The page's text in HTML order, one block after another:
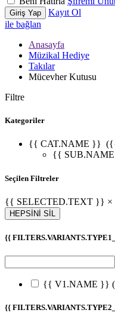
Giriş Yap
Kayıt Ol
ile bağlan
Anasayfa
Müzikal Hediye
Takılar
Mücevher Kutusu
Filtre
Kategoriler
{{ CAT.NAME }}
{{
Seçilen Filtreler
{{ SELECTED.TEXT }} ×
HEPSİNİ SİL
{{
{{ V1.NAME }}
{{